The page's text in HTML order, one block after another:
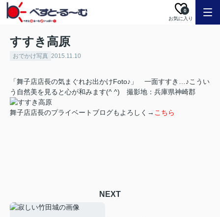
お気に入り
0
すすき高原
おでかけ写真 2015.11.10
「舞子店店長の気まぐれお出かけFoto♪」 一面すすき…♪こうい
う自然美を見ると心が和みます(^ ^) 撮影地：兵庫県神崎郡
舞子店店長のプライベートブログもよろしく→ こちら
NEXT